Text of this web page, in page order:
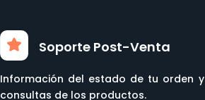
Soporte Post-Venta
Información del estado de tu orden y
consultas de los productos.